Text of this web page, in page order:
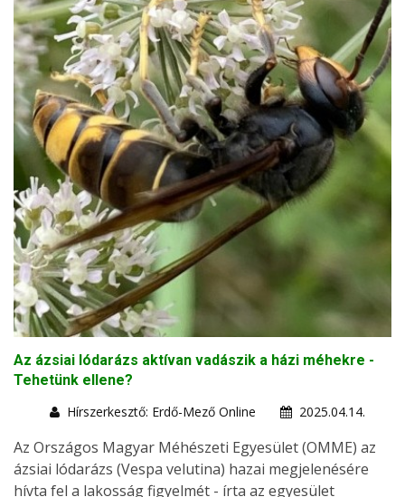
Az ázsiai lódarázs aktívan vadászik a házi méhekre -
Tehetünk ellene?
Hírszerkesztő: Erdő-Mező Online
2025.04.14.
Az Országos Magyar Méhészeti Egyesület (OMME) az
ázsiai lódarázs (Vespa velutina) hazai megjelenésére
hívta fel a lakosság figyelmét - írta az egyesület